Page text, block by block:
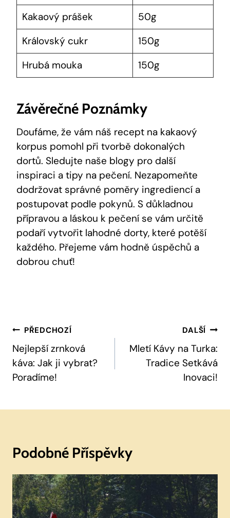
Kakaový prášek
50g
Královský cukr
150g
Hrubá mouka
150g
Závěrečné Poznámky
Doufáme, že vám náš recept na kakaový
korpus pomohl při tvorbě dokonalých
dortů. Sledujte​ naše​ blogy pro další
inspiraci a tipy na ⁤pečení. Nezapomeňte
dodržovat ‍správné poměry ingrediencí a
postupovat podle‍ pokynů. S důkladnou
přípravou a láskou k pečení se vám určitě
‌podaří⁢ vytvořit lahodné ⁣dorty, které ⁤potěší
každého. Přejeme vám hodně úspěchů a
dobrou chuť!
Navigace
Pro
Příspěvek
PŘEDCHOZÍ
Nejlepší zrnková
káva: Jak ji vybrat?
Poradíme!
DALŠÍ
Mletí Kávy na Turka:
Tradice Setkává
Inovaci!
Podobné Příspěvky